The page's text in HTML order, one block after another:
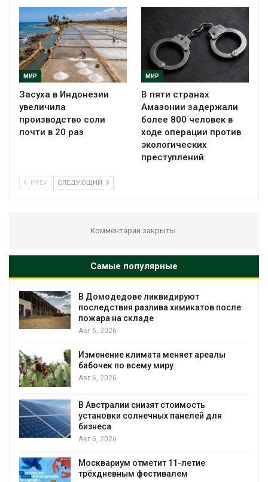
МИР
Засуха в Индонезии
увеличила
производство соли
почти в 20 раз
МИР
В пяти странах
Амазонии задержали
более 800 человек в
ходе операции против
экологических
преступлений
PREV СЛЕДУЮЩИЙ
Комментарии закрыты.
Самые популярные
В Домодедове ликвидируют
последствия разлива химикатов после
пожара на складе
Авг 6, 2026
Изменение климата меняет ареалы
бабочек по всему миру
Авг 6, 2026
В Австралии снизят стоимость
установки солнечных панелей для
бизнеса
Авг 6, 2026
Москвариум отметит 11-летие
трёхдневным фестивалем